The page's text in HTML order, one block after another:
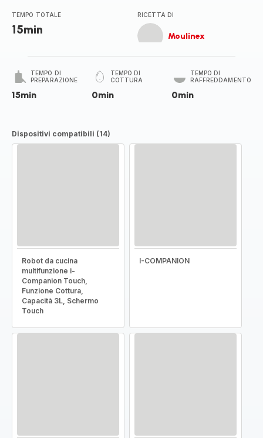
TEMPO TOTALE
15min
RICETTA DI
Moulinex
TEMPO DI
PREPARAZIONE
15min
TEMPO DI
COTTURA
0min
TEMPO DI
RAFFREDDAMENTO
0min
Dispositivi compatibili (14)
Robot da cucina
multifunzione i-
Companion Touch,
Funzione Cottura,
Capacità 3L, Schermo
Touch
I-COMPANION